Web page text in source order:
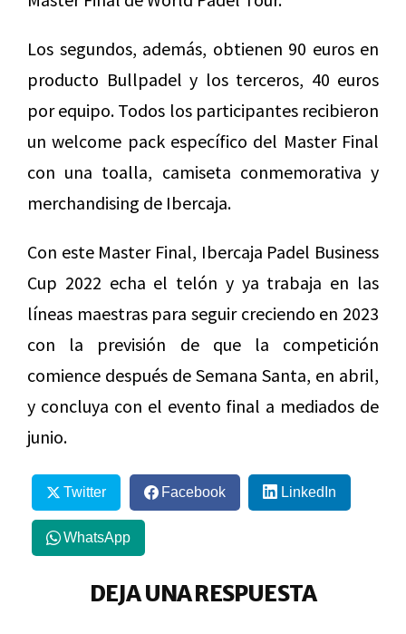
Los segundos, además, obtienen 90 euros en
producto Bullpadel y los terceros, 40 euros
por equipo. Todos los participantes recibieron
un welcome pack específico del Master Final
con una toalla, camiseta conmemorativa y
merchandising de Ibercaja.
Con este Master Final, Ibercaja Padel Business
Cup 2022 echa el telón y ya trabaja en las
líneas maestras para seguir creciendo en 2023
con la previsión de que la competición
comience después de Semana Santa, en abril,
y concluya con el evento final a mediados de
junio.
Twitter Facebook LinkedIn
WhatsApp
DEJA UNA RESPUESTA